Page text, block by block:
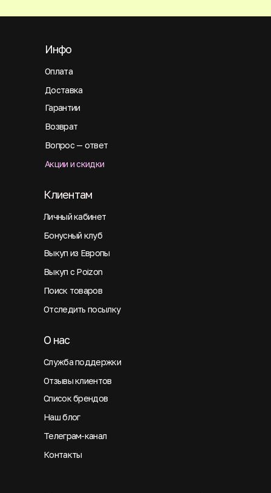
Оплата
Инфо
Доставка
Гарантии
Возврат
Вопрос — ответ
Акции и скидки
Личный кабинет
Клиентам
Бонусный клуб
Выкуп из Европы
Выкуп с Poizon
Поиск товаров
Отследить посылку
Служба поддержки
О нас
Отзывы клиентов
Список брендов
Наш блог
Телеграм-канал
Контакты